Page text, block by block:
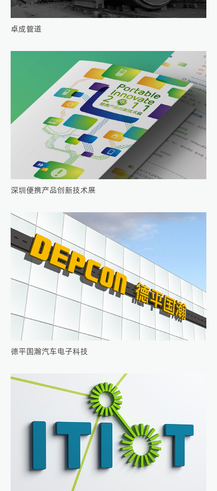
卓成管道
深圳便携产品创新技术展
德平国瀚汽车电子科技